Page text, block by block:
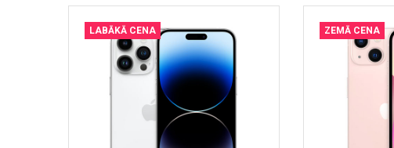
LABĀKĀ CENA ZEMĀ CENA